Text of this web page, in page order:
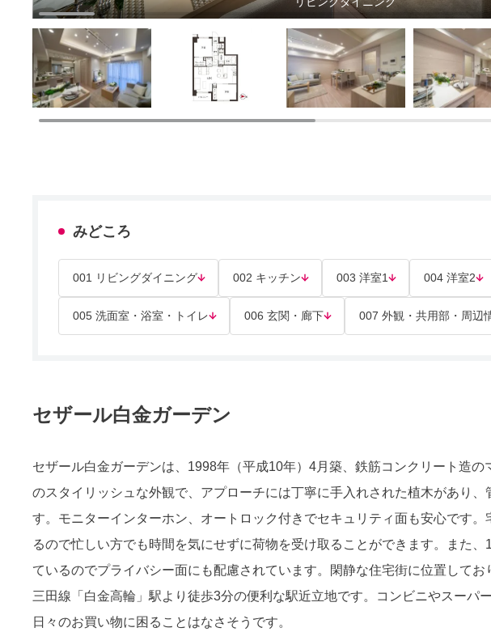
みどころ
001 リビングダイニング 002 キッチン 003 洋室1 004 洋室2
005 洗面室・浴室・トイレ 006 玄関・廊下 007 外観・共用部・周辺
セザール白金ガーデン
セザール白金ガーデンは、1998年（平成10年）4月築、鉄筋コンクリート造の
のスタイリッシュな外観で、アプローチには丁寧に手入れされた植木があり、
す。モニターインターホン、オートロック付きでセキュリティ面も安心です。
るので忙しい方でも時間を気にせずに荷物を受け取ることができます。また、
ているのでプライバシー面にも配慮されています。閑静な住宅街に位置して
三田線「白金高輪」駅より徒歩3分の便利な駅近立地です。コンビニやスーパ
日々のお買い物に困ることはなさそうです。